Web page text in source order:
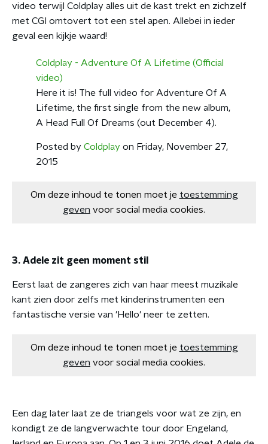
video terwijl Coldplay alles uit de kast trekt en zichzelf
met CGI omtovert tot een stel apen. Allebei in ieder
geval een kijkje waard!
Coldplay - Adventure Of A Lifetime (Official
video)
Here it is! The full video for Adventure Of A
Lifetime, the first single from the new album,
A Head Full Of Dreams (out December 4).
Posted by Coldplay on Friday, November 27,
2015
Om deze inhoud te tonen moet je toestemming
geven voor social media cookies.
3. Adele zit geen moment stil
Eerst laat de zangeres zich van haar meest muzikale
kant zien door zelfs met kinderinstrumenten een
fantastische versie van 'Hello' neer te zetten.
Om deze inhoud te tonen moet je toestemming
geven voor social media cookies.
Een dag later laat ze de triangels voor wat ze zijn, en
kondigt ze de langverwachte tour door Engeland,